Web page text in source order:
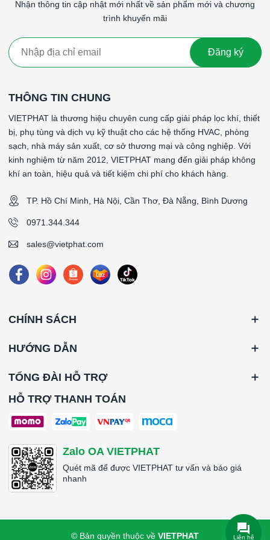
www.vietphat.com
VIETPHAT – Đồng hành cùng bạn trong giải pháp
không khí sạch và bền vững.
*Kết nối ống gió D300
*Hướng Thay lọc: Thay lọc bên hông
*Mặt Nạ soi lổ: Không
*Quạt ly tâm truyền động trực tiếp .Moter ATT
*Công suất N : 0.75 Kw x 380V/ 3pha/ 50HZ
*Cột áp P : 2950 Pa
*Vật liệu Quạt : Thép CT3
*Kích thước hộp (WxHxD): 1500x465x465mm
*Vật liệu khung: Khung tole mạ kẽm 1.2mm
*Cấp độ lọc: Thô G4 (90-95%)
*Kích thước (WxHxD): 305x305x90mm/8cái
*Kích thước (WxHxD): 305x305x90mm/1cái
####
Nhận thông tin cập nhật mới nhất về sản phẩm mới và chương
trình khuyến mãi
Đăng ký
THÔNG TIN CHUNG
VIETPHAT là thương hiệu chuyên cung cấp giải pháp lọc khí, thiết
bị, phụ tùng và dịch vụ kỹ thuật cho các hệ thống HVAC, phòng
sạch, nhà máy sản xuất, cơ sở thương mại và công nghiệp. Với
kinh nghiệm từ năm 2012, VIETPHAT mang đến giải pháp không
khí an toàn, hiệu quả và tiết kiệm chi phí cho khách hàng.
TP. Hồ Chí Minh, Hà Nội, Cần Thơ, Đà Nẵng, Bình Dương
0971.344.344
sales@vietphat.com
CHÍNH SÁCH
HƯỚNG DẪN
TỔNG ĐÀI HỖ TRỢ
HỖ TRỢ THANH TOÁN
Zalo OA VIETPHAT
Quét mã để được VIETPHAT tư vấn và báo giá
nhanh
© Bản quyền thuộc về VIETPHAT Liên hệ